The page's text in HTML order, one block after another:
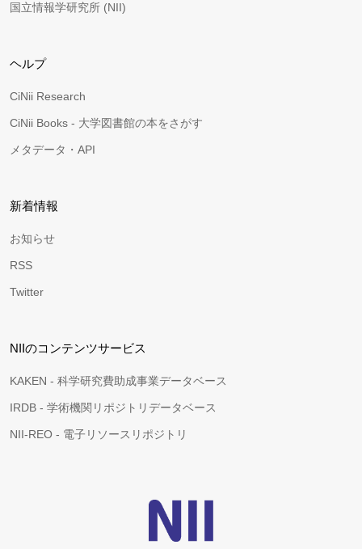
国立情報学研究所 (NII)
ヘルプ
CiNii Research
CiNii Books - 大学図書館の本をさがす
メタデータ・API
新着情報
お知らせ
RSS
Twitter
NIIのコンテンツサービス
KAKEN - 科学研究費助成事業データベース
IRDB - 学術機関リポジトリデータベース
NII-REO - 電子リソースリポジトリ